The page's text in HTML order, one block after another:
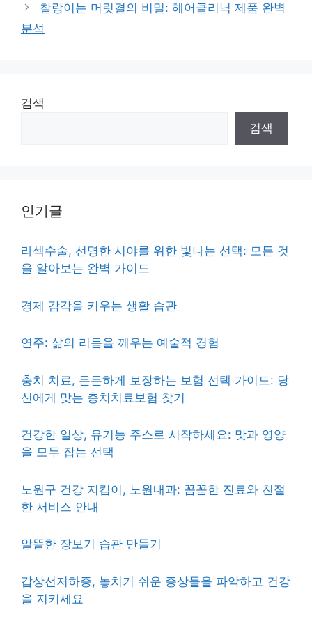
찰랑이는 머릿결의 비밀: 헤어클리닉 제품 완벽
분석
검색
검색
인기글
라섹수술, 선명한 시야를 위한 빛나는 선택: 모든 것
을 알아보는 완벽 가이드
경제 감각을 키우는 생활 습관
연주: 삶의 리듬을 깨우는 예술적 경험
충치 치료, 든든하게 보장하는 보험 선택 가이드: 당
신에게 맞는 충치치료보험 찾기
건강한 일상, 유기농 주스로 시작하세요: 맛과 영양
을 모두 잡는 선택
노원구 건강 지킴이, 노원내과: 꼼꼼한 진료와 친절
한 서비스 안내
알뜰한 장보기 습관 만들기
갑상선저하증, 놓치기 쉬운 증상들을 파악하고 건강
을 지키세요